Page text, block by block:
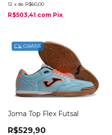
12 x de R$60,00
R$503,41 com Pix
GRÁTIS
Joma Top Flex Futsal
R$529,90